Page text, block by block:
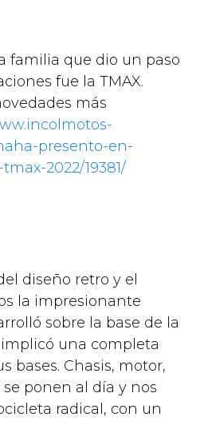
familia que dio un paso
fue la TMAX.
más
presento-en-
2022/19381/
diseño retro y el
la impresionante
sobre la base de la
una completa
bases. Chasis, motor,
ponen al día y nos
radical, con un